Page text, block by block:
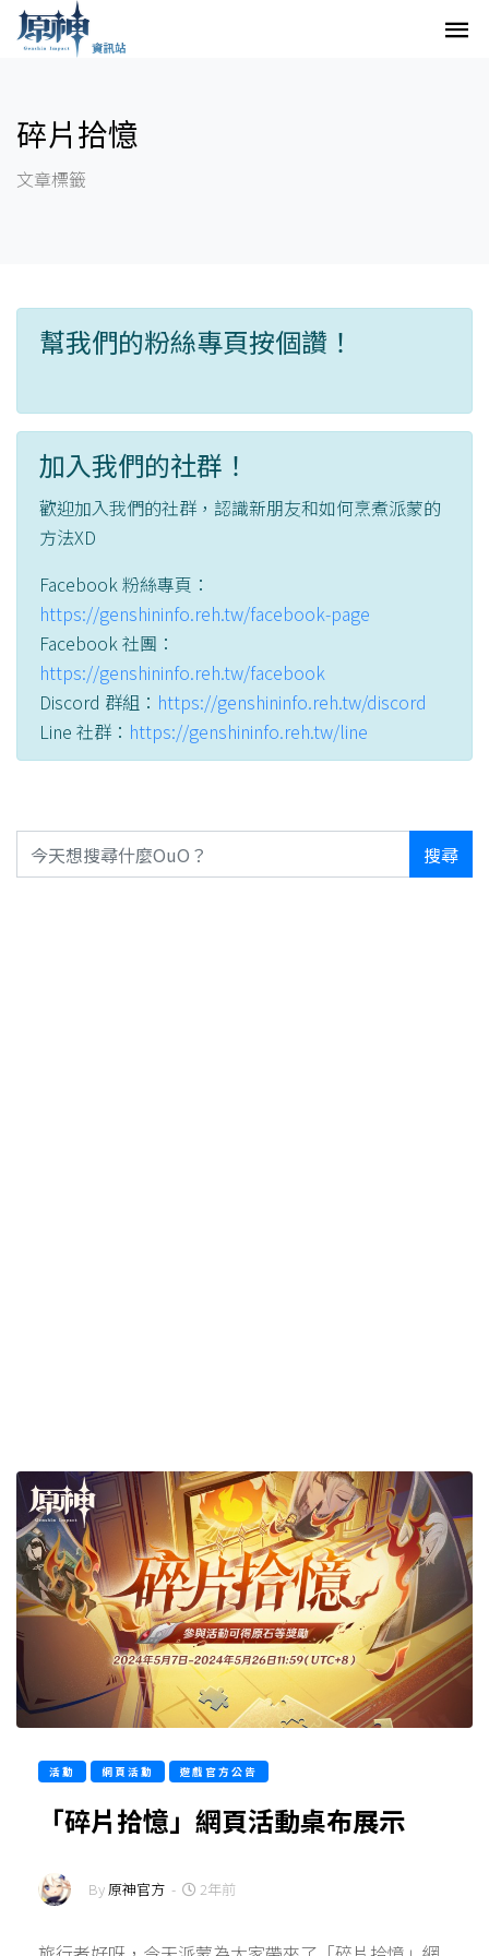
碎片拾憶
文章標籤
幫我們的粉絲專頁按個讚！
加入我們的社群！
歡迎加入我們的社群，認識新朋友和如何烹煮派蒙的
方法XD
Facebook 粉絲專頁：
https://genshininfo.reh.tw/facebook-page
Facebook 社團：
https://genshininfo.reh.tw/facebook
Discord 群組： https://genshininfo.reh.tw/discord
Line 社群： https://genshininfo.reh.tw/line
搜尋
活動 網頁活動 遊戲官方公告
「碎片拾憶」網頁活動桌布展示
By原神官方 - 2年前